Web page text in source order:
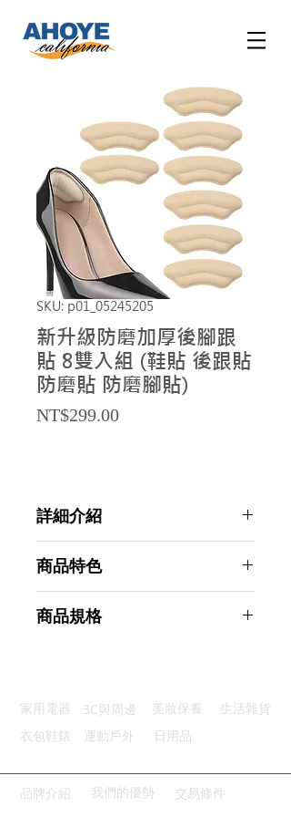
SKU: p01_05245205
新升級防磨加厚後腳跟
貼 8雙入組 (鞋貼 後跟貼
防磨貼 防磨腳貼)
NT$299.00Price
詳細介紹
商品特色
立體貼合：服貼腳型減少摩擦
商品規格
商品型號：p01_05245205
主要材質：針織布
商品重量(g)：5
產地名稱：中國大陸
家用電器 3C與周邊 美妝保養
生活雜貨
衣包鞋錶
運動戶外 日用品
品牌介紹 我們的優勢 交易條件